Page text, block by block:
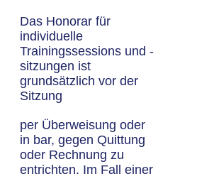
Das Honorar für
individuelle
Trainingssessions und -
sitzungen ist
grundsätzlich vor der
Sitzung
per Überweisung oder
in bar, gegen Quittung
oder Rechnung zu
entrichten. Im Fall einer